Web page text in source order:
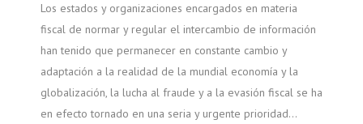
Los estados y organizaciones encargados en materia
fiscal de normar y regular el intercambio de información
han tenido que permanecer en constante cambio y
adaptación a la realidad de la mundial economía y la
globalización, la lucha al fraude y a la evasión fiscal se ha
en efecto tornado en una seria y urgente prioridad…